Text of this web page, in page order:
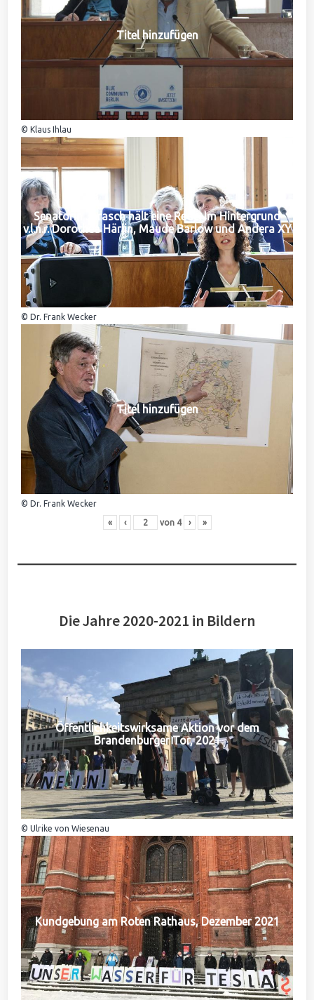
Titel hinzufügen
© Klaus Ihlau
Senatorin Jarasch hält eine Rede. Im Hintergrund
v.l.n.r. Dorothea Härlin, Maude Barlow und Andera XY
© Dr. Frank Wecker
Titel hinzufügen
© Dr. Frank Wecker
« ‹ von 4 › »
Die Jahre 2020-2021 in Bildern
Öffentlichkeitswirksame Aktion vor dem
Brandenburger Tor, 2021
© Ulrike von Wiesenau
Kundgebung am Roten Rathaus, Dezember 2021